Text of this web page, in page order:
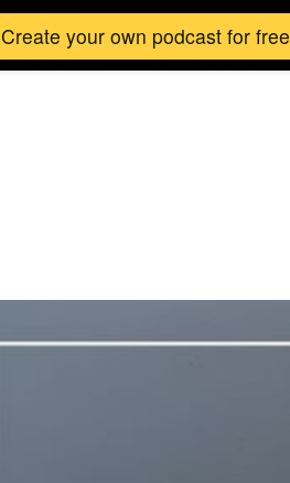
Create your own podcast for free